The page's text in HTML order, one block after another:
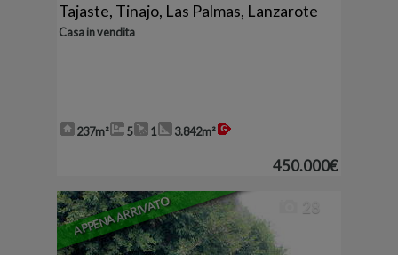
Tajaste, Tinajo, Las Palmas, Lanzarote
Casa in vendita
237m² 5 1 3.842m²
450.000€
APPENA ARRIVATO